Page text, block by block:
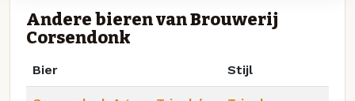
Andere bieren van Brouwerij
Corsendonk
Bier Stijl